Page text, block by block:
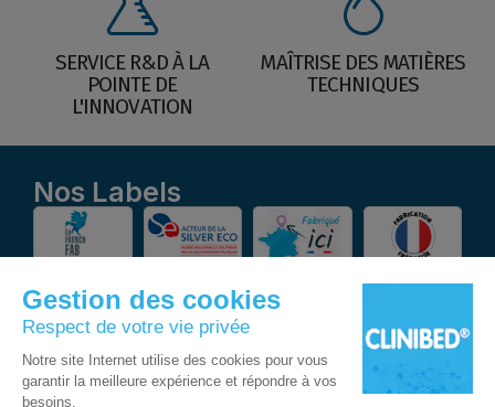
SERVICE R&D À LA
POINTE DE
L'INNOVATION
MAÎTRISE DES MATIÈRES
TECHNIQUES
Nos Labels
Suivez-nous